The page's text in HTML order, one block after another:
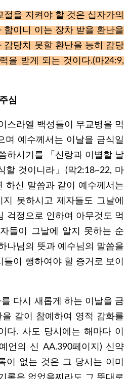
을 지켜야 할 것은 십자가의
함이니 이는 장차 받을 환난을
감당치 못할 환난을 능히 감당
을 받게 되는 것이다.(마24:9,
심
스라엘 백성들이 무교병을 먹
며 예수께서는 이날을 금식일
하시기를 「신랑과 이별할 날
할 것이니라」(막2:18~22, 마
하신 말씀과 같이 예수께서는
못하시고 제자들도 그날에
걱정으로 인하여 아무것도 먹
들이 그날에 알지 못하는 순
나님의 뜻과 예수님의 말씀을
이 행하여야 할 증거로 보이
다시 새롭게 하는 이날을 금
같이 참예하여 영적 감화를
다. 사도 당시에는 해마다 이
언의 신 AA.390페이지) 신약
이 없는 것은 그 당시는 이미